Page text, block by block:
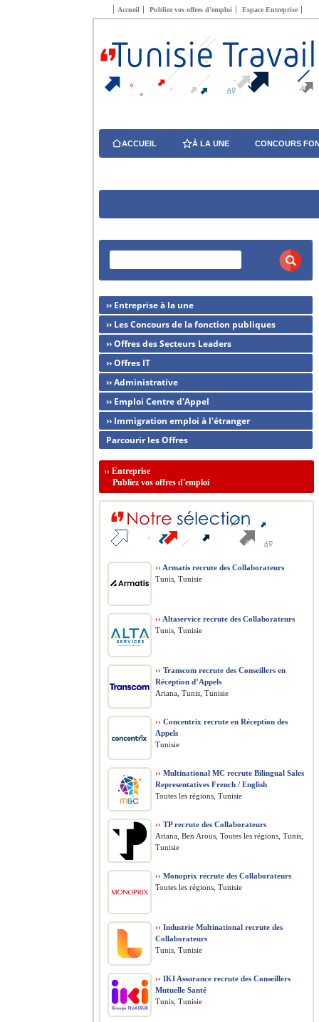
Accueil Publiez vos offres d’emploi Espace Entreprise
ACCUEIL À LA UNE CONCOURS
›› Entreprise à la une
›› Les Concours de la fonction publiques
›› Offres des Secteurs Leaders
›› Offres IT
›› Administrative
›› Emploi Centre d'Appel
›› Immigration emploi à l'étranger
Parcourir les Offres
›› Entreprise
Publiez vos offres d'emploi
›› Armatis recrute des Collaborateurs
Tunis, Tunisie
›› Altaservice recrute des Collaborateurs
Tunis, Tunisie
›› Transcom recrute des Conseillers en
Réception d’Appels
Ariana, Tunis, Tunisie
›› Concentrix recrute en Réception des
Appels
Tunisie
›› Multinational MC recrute Bilingual Sales
Representatives French / English
Toutes les régions, Tunisie
›› TP recrute des Collaborateurs
Ariana, Ben Arous, Toutes les régions, Tunis,
Tunisie
›› Monoprix recrute des Collaborateurs
Toutes les régions, Tunisie
›› Industrie Multinational recrute des
Collaborateurs
Tunis, Tunisie
›› IKI Assurance recrute des Conseillers
Mutuelle Santé
Tunis, Tunisie